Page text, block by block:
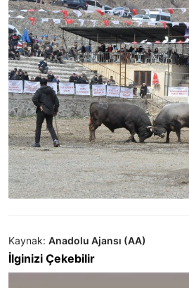
Kaynak: Anadolu Ajansı (AA)